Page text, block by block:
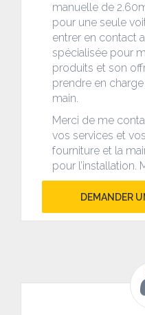
manuelle de
pour une seule
entrer en contact
spécialisée pour
produits et son
prendre en
main.
Merci de me
vos services et
fourniture et la
pour l’installation.
DEMANDER